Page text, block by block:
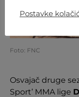
Foto: FNC
Osvajač druge
Sport’ MMA lige
Postavke